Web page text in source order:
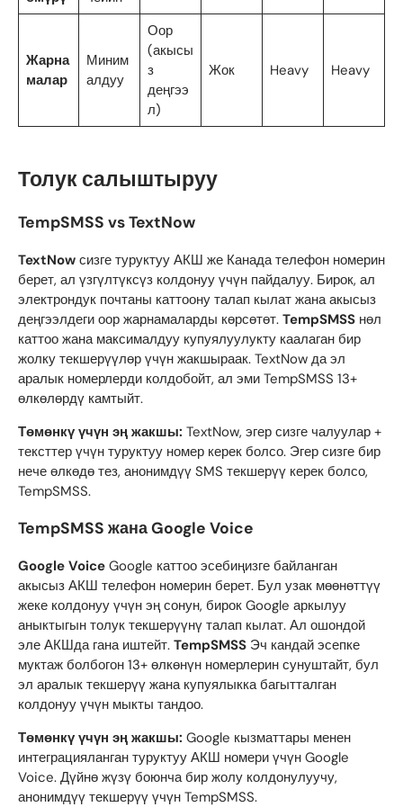
Жарна
малар
Миним
алдуу
Оор
(акысы
з
деңгээ
л)
Жок Heavy Heavy
Толук салыштыруу
TempSMSS vs TextNow
TextNow сизге туруктуу АКШ же Канада телефон номерин
берет, ал үзгүлтүксүз колдонуу үчүн пайдалуу. Бирок, ал
электрондук почтаны каттоону талап кылат жана акысыз
деңгээлдеги оор жарнамаларды көрсөтөт. TempSMSS нөл
каттоо жана максималдуу купуялуулукту каалаган бир
жолку текшерүүлөр үчүн жакшыраак. TextNow да эл
аралык номерлерди колдобойт, ал эми TempSMSS 13+
өлкөлөрдү камтыйт.
Төмөнкү үчүн эң жакшы: TextNow, эгер сизге чалуулар +
тексттер үчүн туруктуу номер керек болсо. Эгер сизге бир
нече өлкөдө тез, анонимдүү SMS текшерүү керек болсо,
TempSMSS.
TempSMSS жана Google Voice
Google Voice Google каттоо эсебиңизге байланган
акысыз АКШ телефон номерин берет. Бул узак мөөнөттүү
жеке колдонуу үчүн эң сонун, бирок Google аркылуу
аныктыгын толук текшерүүнү талап кылат. Ал ошондой
эле АКШда гана иштейт. TempSMSS Эч кандай эсепке
муктаж болбогон 13+ өлкөнүн номерлерин сунуштайт, бул
эл аралык текшерүү жана купуялыкка багытталган
колдонуу үчүн мыкты тандоо.
Төмөнкү үчүн эң жакшы: Google кызматтары менен
интеграцияланган туруктуу АКШ номери үчүн Google
Voice. Дүйнө жүзү боюнча бир жолу колдонулуучу,
анонимдүү текшерүү үчүн TempSMSS.